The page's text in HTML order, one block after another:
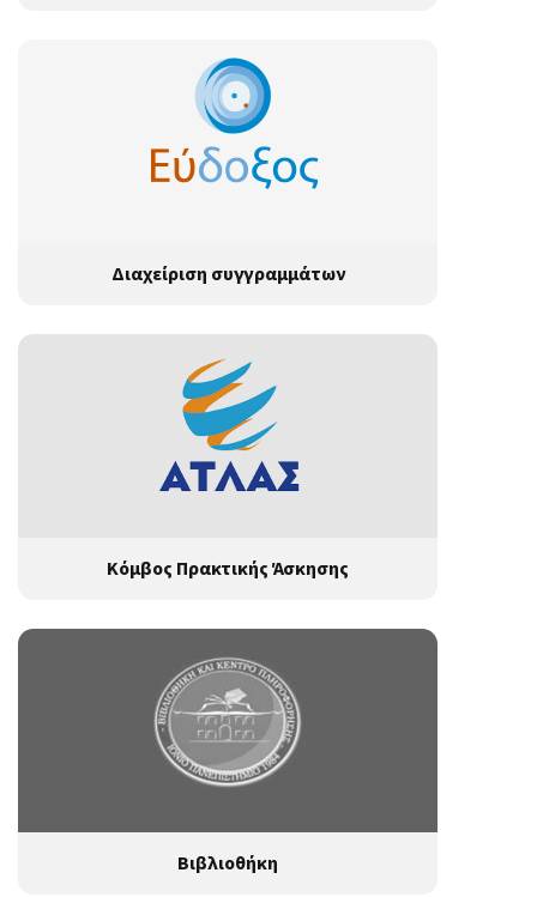
Διαχείριση συγγραμμάτων
Κόμβος Πρακτικής Άσκησης
Βιβλιοθήκη